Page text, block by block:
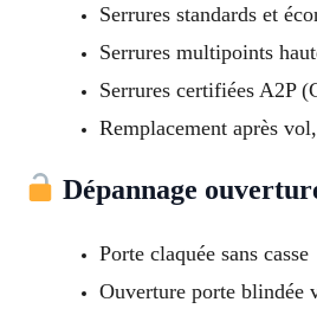
Serrures standards et
Serrures multipoints
Serrures certifiées A2P
Remplacement après
Dépannage
Porte claquée sans casse
Ouverture porte blindée